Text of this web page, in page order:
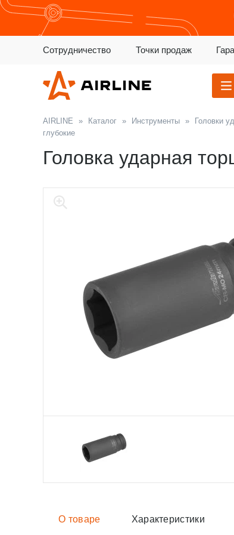
Сотрудничество Точки продаж
AIRLINE » Каталог » Инструменты » Головки
глубокие
Головка ударная
О товаре Характеристики